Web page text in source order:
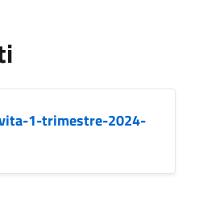
1-trimestre-2024-